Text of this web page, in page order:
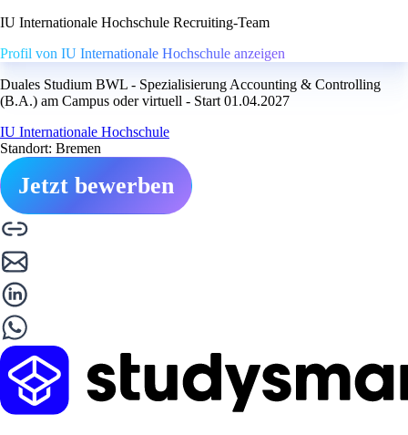
IU Internationale Hochschule Recruiting-Team
Profil von IU Internationale Hochschule anzeigen
Duales Studium BWL - Spezialisierung Accounting & Controlling
(B.A.) am Campus oder virtuell - Start 01.04.2027
IU Internationale Hochschule
Standort: Bremen
Jetzt bewerben